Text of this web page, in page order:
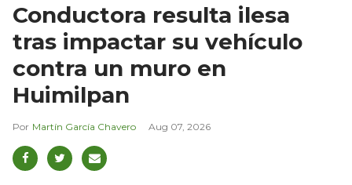
Conductora resulta ilesa
tras impactar su vehículo
contra un muro en
Huimilpan
Martín García Chavero Aug 07, 2026